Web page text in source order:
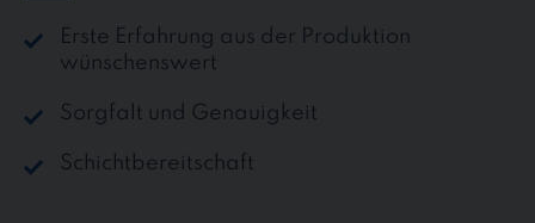
Erste Erfahrung aus der Produktion
wünschenswert
Sorgfalt und Genauigkeit
Schichtbereitschaft